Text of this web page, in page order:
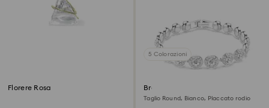
Florere Rosa
5 Colorazioni
Braccialetto Una Angelic
Taglio Round, Bianco, Placcato rodio